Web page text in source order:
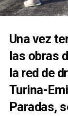
Una vez
las obras
la red de
Turina-
Paradas,